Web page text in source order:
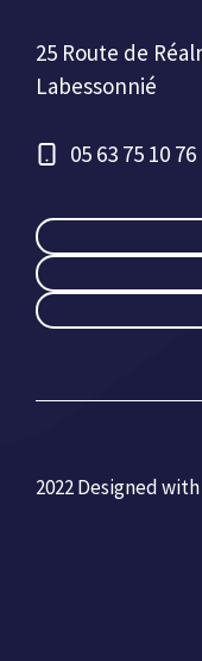
25 Route de
Labessonnié
05 63 75 10 76
2022 Designed